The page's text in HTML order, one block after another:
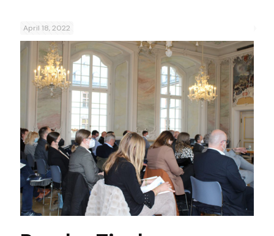
April 18, 2022